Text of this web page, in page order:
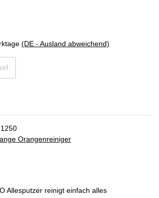
(DE - Ausland abweichend)
Orangenreiniger